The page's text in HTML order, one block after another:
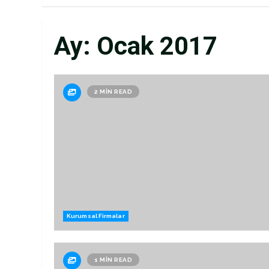
Ay: Ocak 2017
2 MIN READ
Kurumsal Firmalar
1 MIN READ